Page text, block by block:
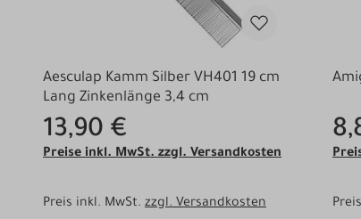
Aesculap Kamm Silber VH401 19 cm
Lang Zinkenlänge 3,4 cm
13,90 €
Preise inkl. MwSt. zzgl. Versandkosten
Preis inkl. MwSt. zzgl. Versandkosten